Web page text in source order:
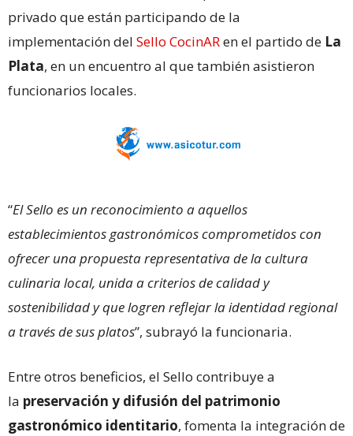
privado que están participando de la
implementación del Sello CocinARen el partido de La
Plata, en un encuentro al que también asistieron
funcionarios locales.
“El Sello es un reconocimiento a aquellos
establecimientos gastronómicos comprometidos con
ofrecer una propuesta representativa de la cultura
culinaria local, unida a criterios de calidad y
sostenibilidad y que logren reflejar la identidad regional
a través de sus platos”, subrayó la funcionaria.
Entre otros beneficios, el Sello contribuye a
la preservación y difusión del patrimonio
gastronómico identitario, fomenta la integración de